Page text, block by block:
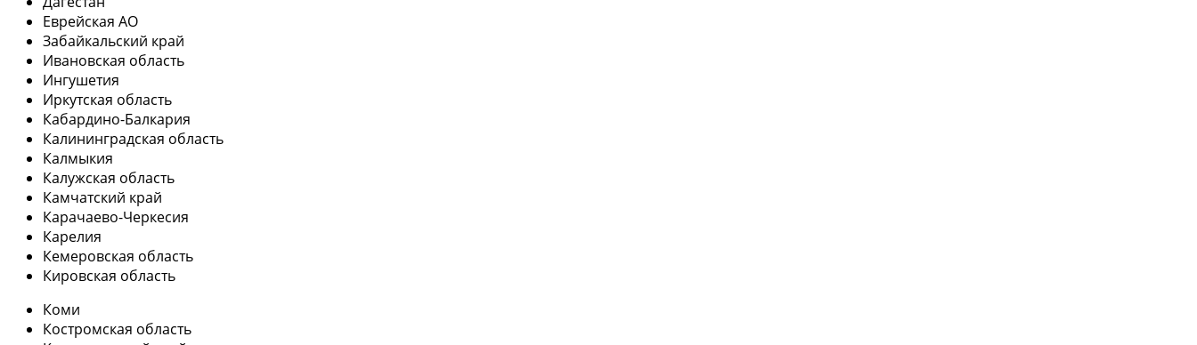
Еврейская АО
Забайкальский край
Ивановская область
Ингушетия
Иркутская область
Кабардино-Балкария
Калининградская область
Калмыкия
Калужская область
Камчатский край
Карачаево-Черкесия
Карелия
Кемеровская область
Кировская область
Коми
Костромская область